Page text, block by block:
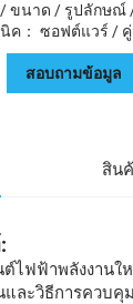
/ ขนาด / รูปลักษณ์
ค： ซอฟต์แวร์ /
สอบถามข้อมูล
สิน
ไฟฟ้าพลังงานใ
และวิธีการควบ